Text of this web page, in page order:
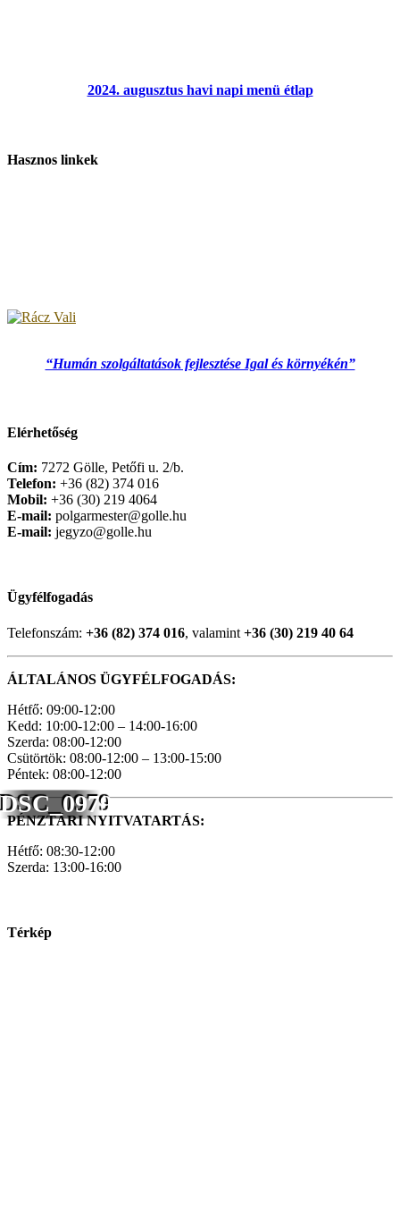
DSC_0979
2024. augusztus havi napi menü étlap
Hasznos linkek
“Humán szolgáltatások fejlesztése Igal és környékén”
Elérhetőség
Cím: 7272 Gölle, Petőfi u. 2/b.
Telefon: +36 (82) 374 016
Mobil: +36 (30) 219 4064
E-mail: polgarmester@golle.hu
E-mail: jegyzo@golle.hu
Ügyfélfogadás
Telefonszám: +36 (82) 374 016, valamint +36 (30) 219 40 64
ÁLTALÁNOS ÜGYFÉLFOGADÁS:
Hétfő: 09:00-12:00
Kedd: 10:00-12:00 – 14:00-16:00
Szerda: 08:00-12:00
Csütörtök: 08:00-12:00 – 13:00-15:00
Péntek: 08:00-12:00
PÉNZTÁRI NYITVATARTÁS:
Hétfő: 08:30-12:00
Szerda: 13:00-16:00
Térkép